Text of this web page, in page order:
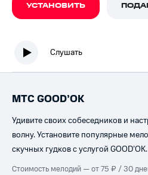
УСТАНОВИТЬ
Слушать
МТС GOOD’OK
Удивите своих собеседников и
волну. Установите популярные
скучных гудков с услугой GOOD’OK.
Стоимость мелодий — от 75 ₽ / 30